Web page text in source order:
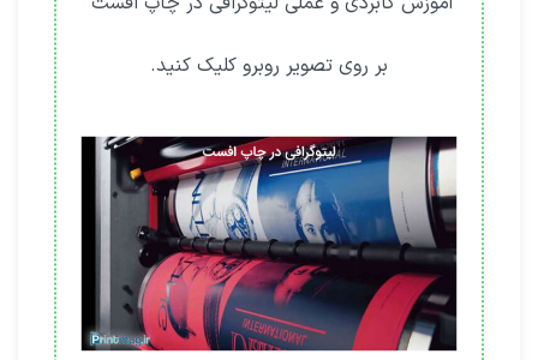
بر روی تصویر روبرو کلیک کنید.